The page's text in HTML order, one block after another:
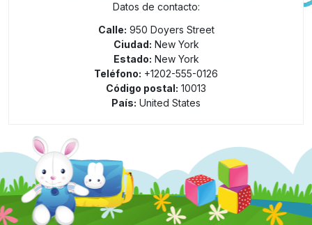
Datos de contacto:
Calle: 950 Doyers Street
Ciudad: New York
Estado: New York
Teléfono: +1202-555-0126
Código postal: 10013
País: United States